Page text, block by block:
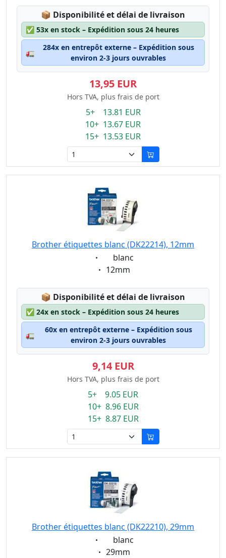
📦 Lagerstatus:
Disponibilité et délai de livraison
✅ 53x en stock – Expédition sous 24 heures
🚛
284x en entrepôt externe – Expédition sous
environ 2-3 jours ouvrables
13,95 EUR
Hors TVA, plus frais de port
5+ 13.81 EUR
10+ 13.67 EUR
15+ 13.53 EUR
Brother étiquettes blanc (DK22214), 12mm
Eigenschaft:
blanc
Eigenschaft:
12mm
📦 Lagerstatus:
Disponibilité et délai de livraison
✅ 24x en stock – Expédition sous 24 heures
🚛
60x en entrepôt externe – Expédition sous
environ 2-3 jours ouvrables
9,14 EUR
Hors TVA, plus frais de port
5+ 9.05 EUR
10+ 8.96 EUR
15+ 8.87 EUR
Brother étiquettes blanc (DK22210), 29mm
Eigenschaft:
blanc
Eigenschaft:
29mm